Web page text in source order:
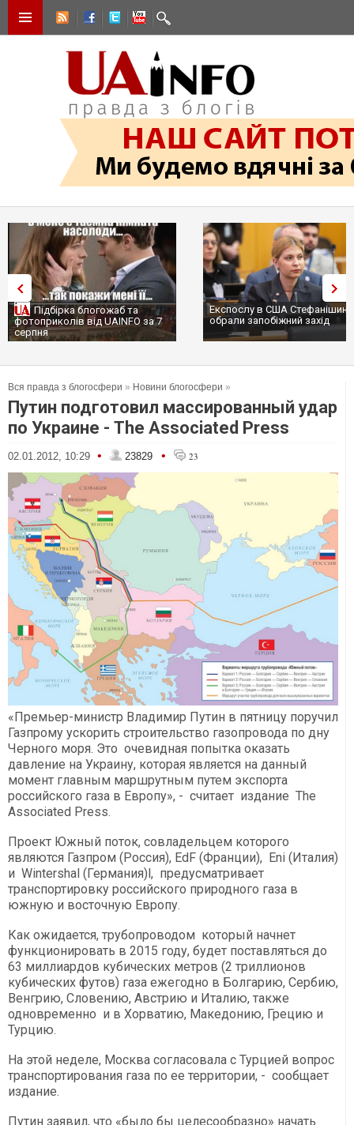
Підбірка блогожаб та
фотоприколів від UAINFO за 7
серпня
Експослу в США Стефанішиній
обрали запобіжний захід
Вся правда з блогосфери » Новини блогосфери »
Путин подготовил массированный удар
по Украине - The Associated Press
02.01.2012, 10:29 • 23829 • 23
«Премьер-министр Владимир Путин в пятницу поручил
Газпрому ускорить строительство газопровода по дну
Черного моря. Это очевидная попытка оказать
давление на Украину, которая является на данный
момент главным маршрутным путем экспорта
российского газа в Европу», - считает издание The
Associated Press.
Проект Южный поток, совладельцем которого
являются Газпром (Россия), EdF (Франции), Eni (Италия)
и Wintershal (Германия)l, предусматривает
транспортировку российского природного газа в
южную и восточную Европу.
Как ожидается, трубопроводом который начнет
функционировать в 2015 году, будет поставляться до
63 миллиардов кубических метров (2 триллионов
кубических футов) газа ежегодно в Болгарию, Сербию,
Венгрию, Словению, Австрию и Италию, также
одновременно и в Хорватию, Македонию, Грецию и
Турцию.
На этой неделе, Москва согласовала с Турцией вопрос
транспортирования газа по ее территории, - сообщает
издание.
Путин заявил, что «было бы целесообразно» начать